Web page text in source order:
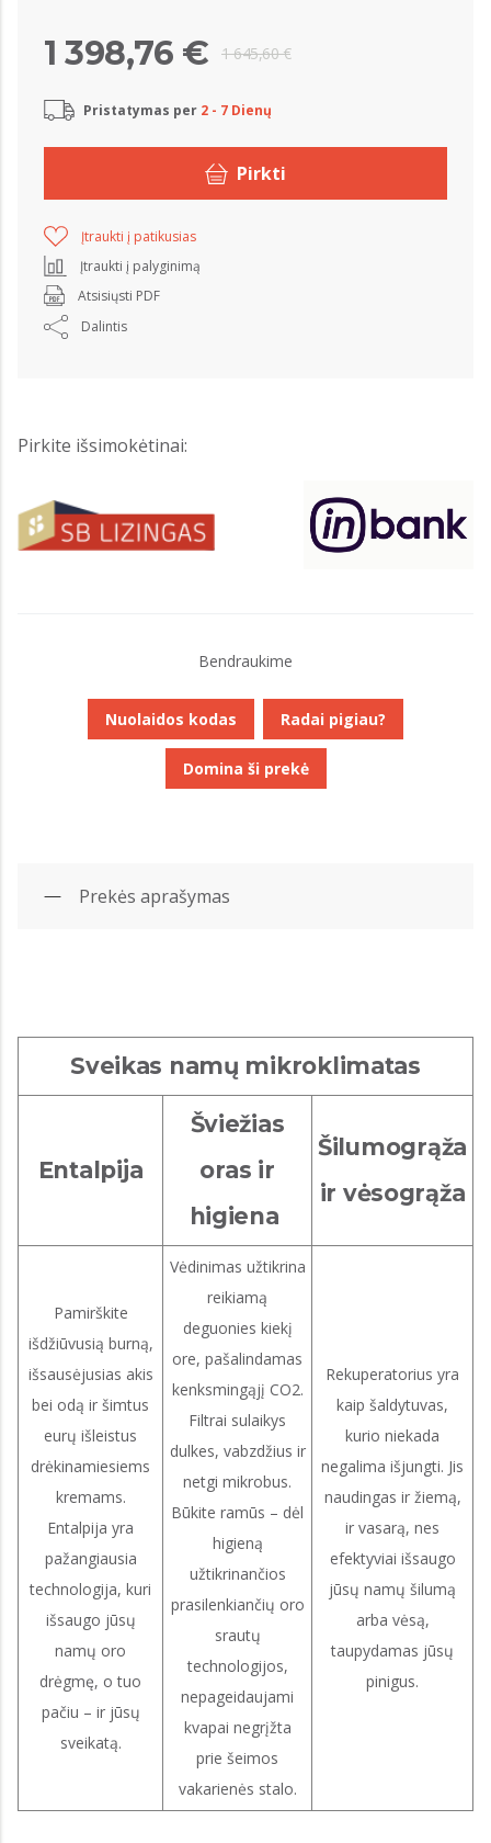
1 645,60 €
1 398,76 €
Pristatymas per 2 - 7 Dienų
Pirkti
Įtraukti į patikusias
Įtraukti į palyginimą
Atsisiųsti PDF
Dalintis
Pirkite išsimokėtinai:
Bendraukime
Nuolaidos kodas Radai pigiau?
Domina ši prekė
Prekės aprašymas
Sveikas namų mikroklimatas
Entalpija
Šviežias
oras ir
higiena
Šilumogrąža
ir vėsogrąža
Pamirškite
išdžiūvusią burną,
išsausėjusias akis
bei odą ir šimtus
eurų išleistus
drėkinamiesiems
kremams.
Entalpija yra
pažangiausia
technologija, kuri
išsaugo jūsų
namų oro
drėgmę, o tuo
pačiu – ir jūsų
sveikatą.
Vėdinimas užtikrina
reikiamą
deguonies kiekį
ore, pašalindamas
kenksmingąjį CO2.
Filtrai sulaikys
dulkes, vabzdžius ir
netgi mikrobus.
Būkite ramūs – dėl
higieną
užtikrinančios
prasilenkiančių oro
srautų
technologijos,
nepageidaujami
kvapai negrįžta
prie šeimos
vakarienės stalo.
Rekuperatorius yra
kaip šaldytuvas,
kurio niekada
negalima išjungti. Jis
naudingas ir žiemą,
ir vasarą, nes
efektyviai išsaugo
jūsų namų šilumą
arba vėsą,
taupydamas jūsų
pinigus.